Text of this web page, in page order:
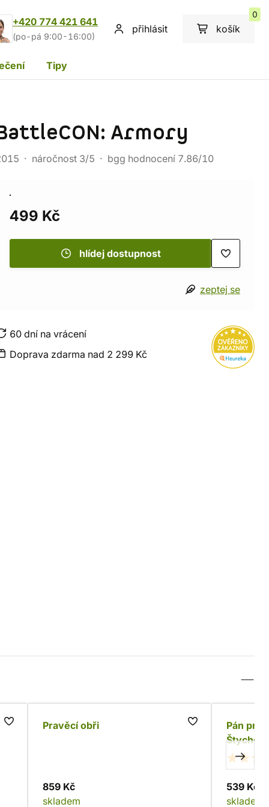
+420 774 421 641
(po-pá 9:00-16:00)
přihlásit košík
0
Tipy
Armory
náročnost 3/5 bgg hodnocení 7.86/10
499 Kč
hlídej dostupnost
zeptej se
60 dní na vrácení
Doprava zdarma nad 2 299 Kč
Pravěcí obři
859 Kč
skladem
Pán
539 Kč
skladem